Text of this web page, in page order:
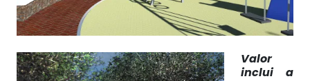
Valor
inclui a